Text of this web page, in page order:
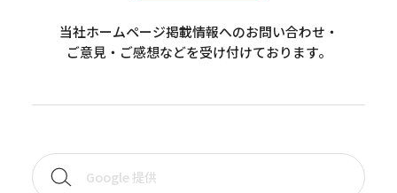
当社ホームページ掲載情報へのお問い合わせ・
ご意見・ご感想などを受け付けております。